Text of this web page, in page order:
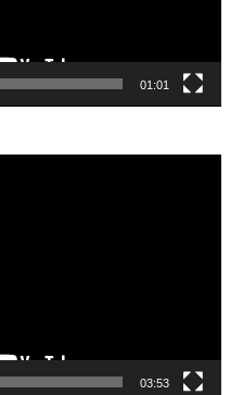
01:01
03:53